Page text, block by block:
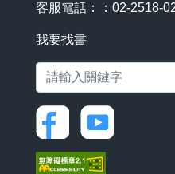
客服電話：：02-2518-
我要找書